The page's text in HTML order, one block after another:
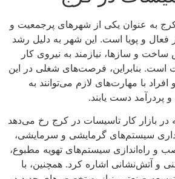
کرج به عنوان یکی از شهرهای پرجمعیت و
فعال و پویا است. این شهر به دلیل رشد
و سازها، نیازمند به نیروی کار
است. بنابراین، فرصت‌های شغلی در این
با مهارت‌های لازم می‌توانند به
دست یابند.
در بازار کار تاسیسات در کرج رخ می‌دهد
سیستم‌های گرمایشی و سرمایشی،
و راه‌اندازی سیستم‌های تهویه مطبوع،
و آتش‌نشانی اشاره کرد. همچنین، با